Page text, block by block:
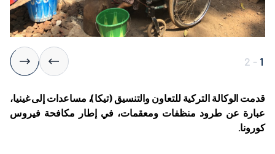
1
-
2
قدمت الوكالة التركية للتعاون والتنسيق (تيكا)، مساعدات إلى غينيا،
عبارة عن طرود منظفات ومعقمات، في إطار مكافحة فيروس
كورونا.